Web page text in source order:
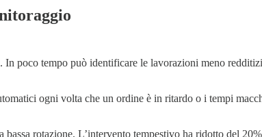
poco tempo può identificare le lavorazioni meno
ogni volta che un ordine è in ritardo o i tempi
rotazione. L’intervento tempestivo ha ridotto del